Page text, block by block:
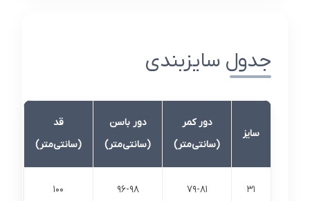
جدول سایزبندی
سایز
دور کمر
(سانتی‌متر)
دور باسن
(سانتی‌متر)
قد
(سانتی‌متر)
31
79-81
96-98
100